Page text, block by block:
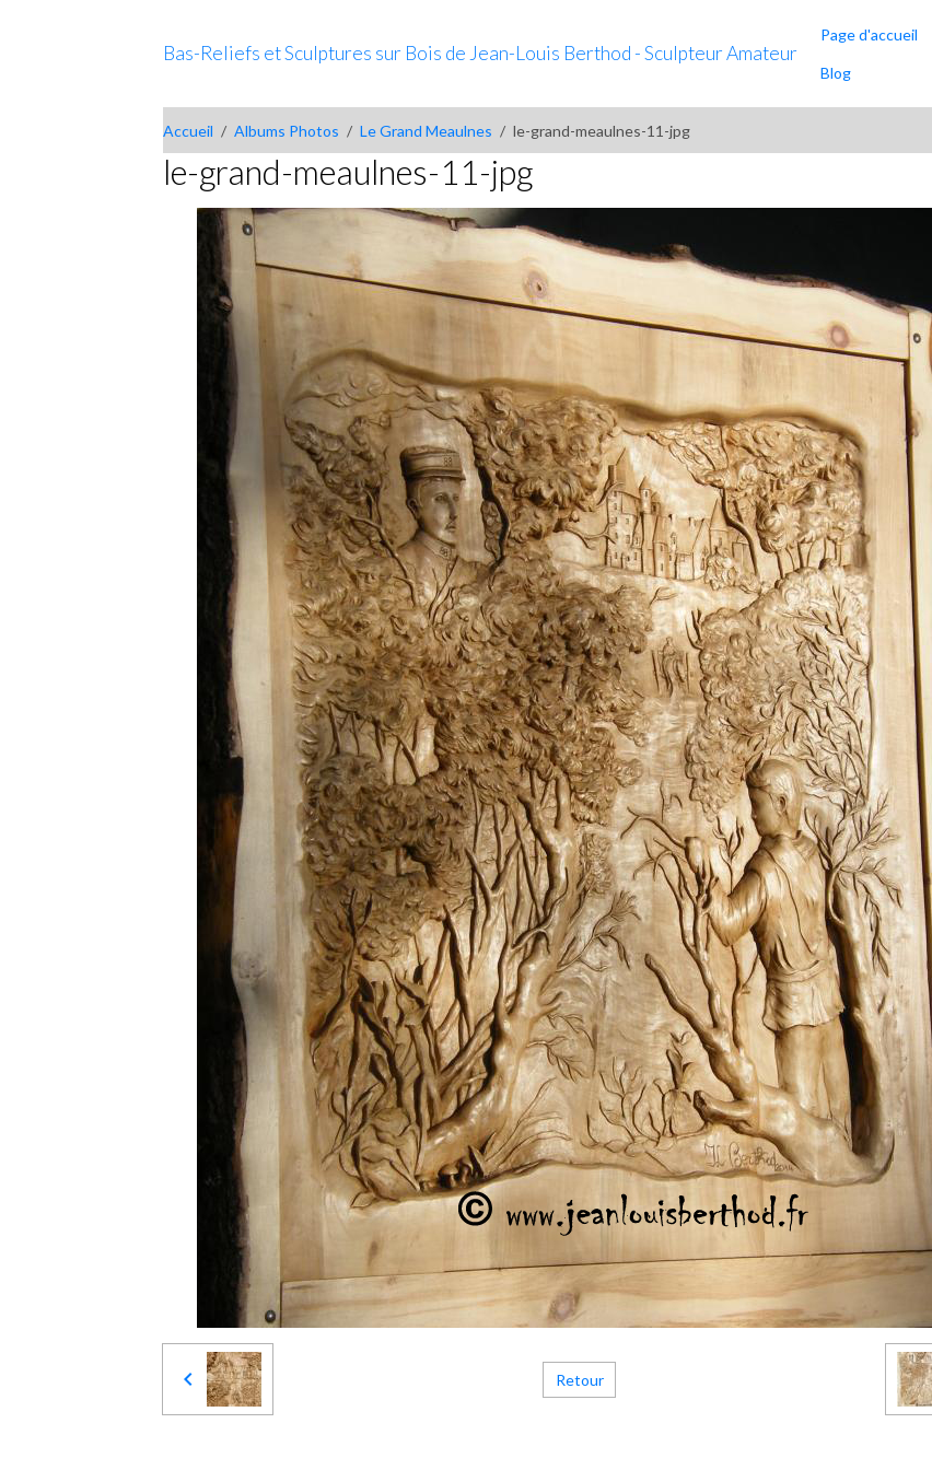
Bas-Reliefs et Sculptures sur Bois de Jean-Louis Berthod - Sculpteur Amateur
Page d'accueil
Blog
Accueil Albums Photos Le Grand Meaulnes le-grand-meaulnes-11-jpg
le-grand-meaulnes-11-jpg
Retour